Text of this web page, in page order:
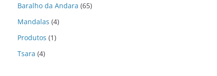
Baralho da Andara (65)
Mandalas (4)
Produtos (1)
Tsara (4)